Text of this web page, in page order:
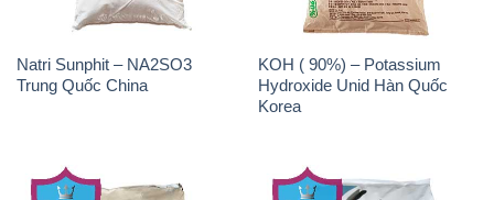
Natri Sunphit – NA2SO3
Trung Quốc China
KOH ( 90%) – Potassium
Hydroxide Unid Hàn Quốc
Korea